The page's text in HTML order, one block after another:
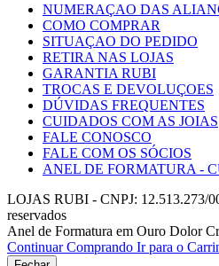
NUMERAÇAO DAS
COMO COMPRAR
SITUAÇAO DO PEDIDO
RETIRA NAS LOJAS
GARANTIA RUBI
TROCAS E DEVOLUÇOES
DÚVIDAS FREQUENTES
CUIDADOS COM AS JOIAS
FALE CONOSCO
FALE COM OS SÓCIOS
ANEL DE FORMATURA -
LOJAS RUBI - CNPJ: 12.513.273/
reservados
Anel de Formatura em Ouro Dolor
Continuar Comprando Ir para o